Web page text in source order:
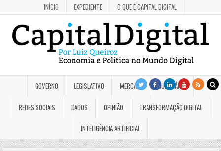
INÍCIO EXPEDIENTE O QUE É CAPITAL DIGITAL
GOVERNO LEGISLATIVO MERCADO JUDICIÁRIO
REDES SOCIAIS DADOS OPINIÃO TRANSFORMAÇÃO DIGITAL
INTELIGÊNCIA ARTIFICIAL